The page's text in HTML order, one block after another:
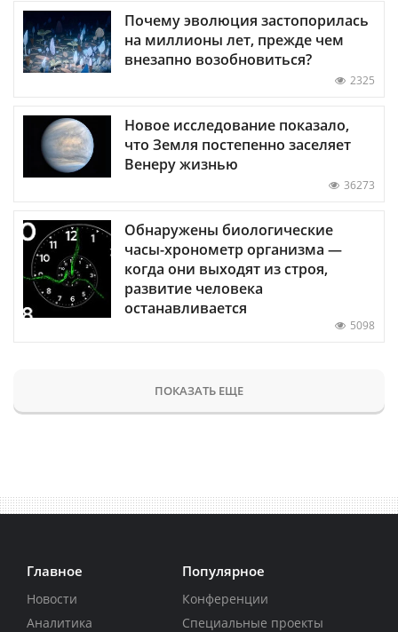
Почему эволюция застопорилась
на миллионы лет, прежде чем
внезапно возобновиться?
2325
Новое исследование показало,
что Земля постепенно заселяет
Венеру жизнью
36273
Обнаружены биологические
часы-хронометр организма —
когда они выходят из строя,
развитие человека
останавливается
5098
ПОКАЗАТЬ ЕЩЕ
Главное
Новости
Аналитика
Популярное
Конференции
Специальные проекты